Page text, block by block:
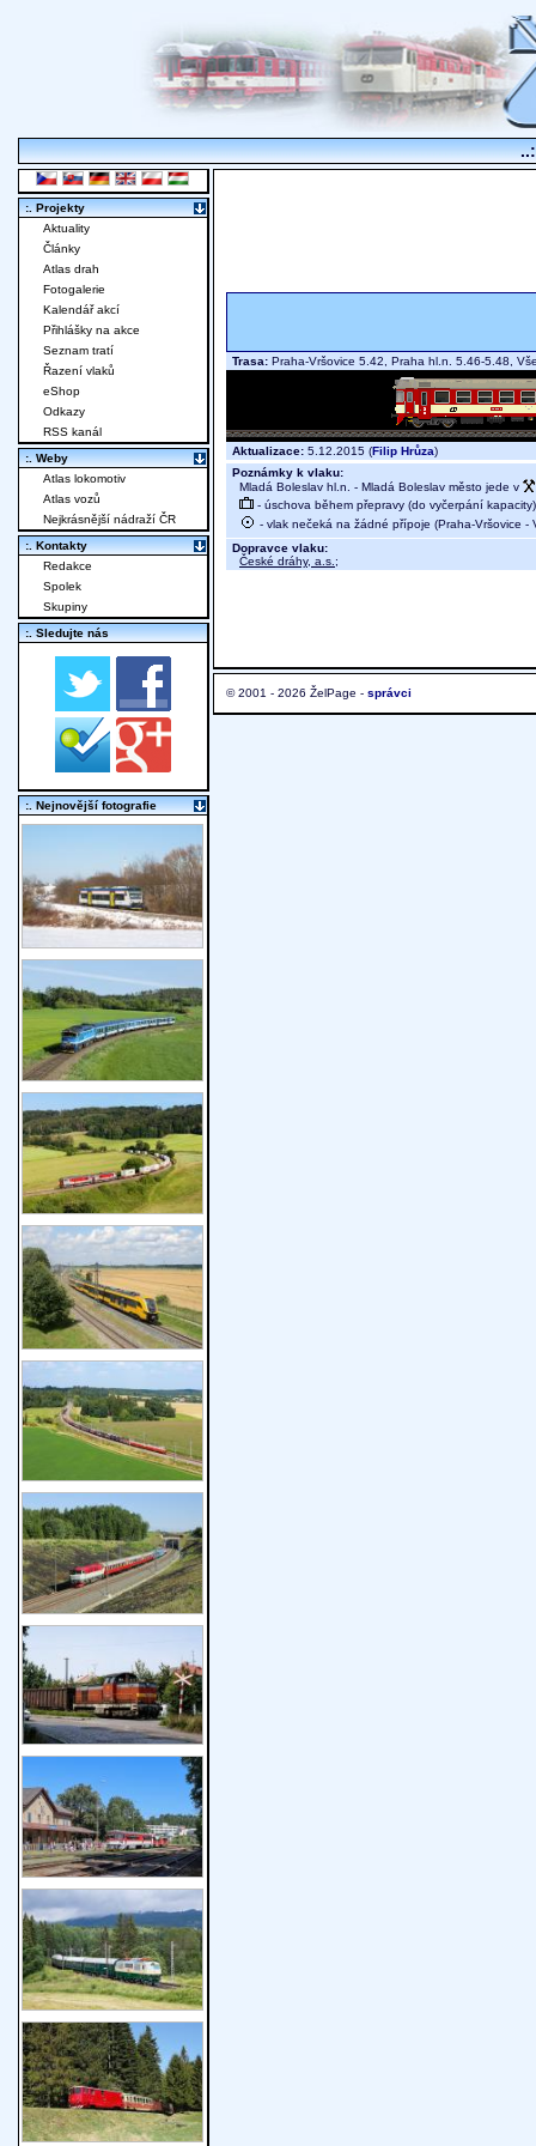
Trasa: Praha-Vršovice 5.42, Praha hl.n. 5.46-5.48,
Aktualizace: 5.12.2015 (Filip Hrůza)
Poznámky k vlaku:
Mladá Boleslav hl.n. - Mladá Boleslav město jede v
- úschova během přepravy (do vyčerpání kapacity)
- vlak nečeká na žádné přípoje (Praha-Vršovice -
Dopravce vlaku:
České dráhy, a.s. ;
© 2001 - 2026 ŽelPage - správci
:. Projekty
Aktuality
Články
Atlas drah
Fotogalerie
Kalendář akcí
Přihlášky na akce
Seznam tratí
Řazení vlaků
eShop
Odkazy
RSS kanál
:. Weby
Atlas lokomotiv
Atlas vozů
Nejkrásnější nádraží ČR
:. Kontakty
Redakce
Spolek
Skupiny
:. Sledujte nás
:. Nejnovější fotografie